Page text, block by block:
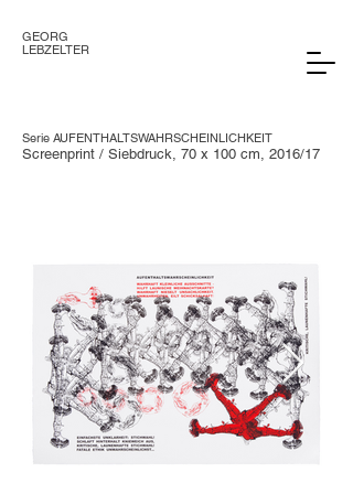
GEORG
LEBZELTER
Serie AUFENTHALTSWAHRSCHEINLICHKEIT
Screenprint / Siebdruck, 70 x 100 cm, 2016/17